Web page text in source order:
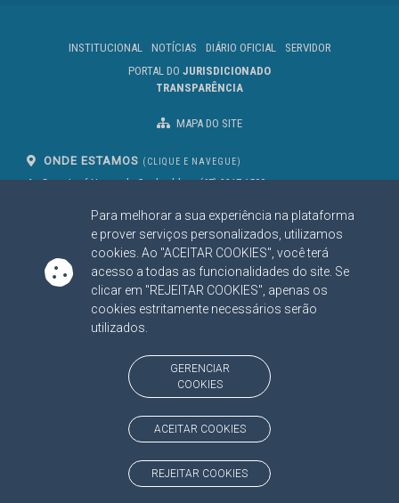
Para melhorar a sua experiência na plataforma
e prover serviços personalizados, utilizamos
cookies. Ao "ACEITAR COOKIES", você terá
acesso a todas as funcionalidades do site. Se
clicar em "REJEITAR COOKIES", apenas os
cookies estritamente necessários serão
utilizados.
GERENCIAR
COOKIES
ACEITAR COOKIES
REJEITAR COOKIES
INSTITUCIONAL NOTÍCIAS DIÁRIO OFICIAL
SERVIDOR
PORTAL DO JURISDICIONADO
TRANSPARÊNCIA
MAPA DO SITE
ONDE ESTAMOS (CLIQUE E NAVEGUE)
Av. Des. José Nunes da Cunha, bloco
Campo Grande/MS
CEP: 79031-310
(67) 3317-1500
SIGA NOSSAS REDES SOCIAIS
Linked InYoutube
Facebook
X
BAIXE NOSSO APLICATIVO
https://www.tce.ms.gov.br